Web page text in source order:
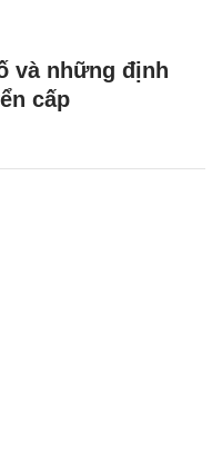
và những định
cấp